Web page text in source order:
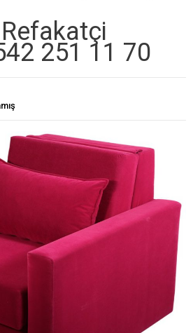
251 11 70